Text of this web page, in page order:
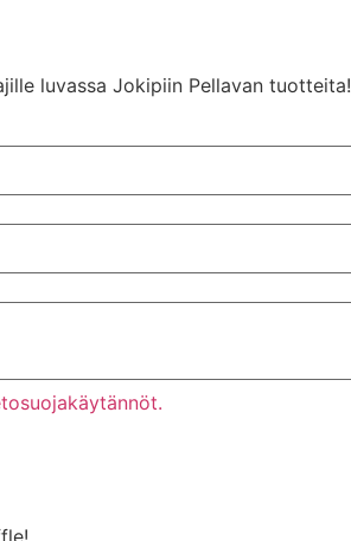
luvassa Jokipiin Pellavan tuotteita!